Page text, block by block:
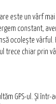
este un vârf
constant,
ocoleşte vârful.
trece chiar prin
GPS-ul. ŞI într-